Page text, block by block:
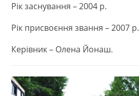
Рік заснування – 2004 р.
Рік присвоєння звання – 2007 р.
Керівник – Олена Йонаш.